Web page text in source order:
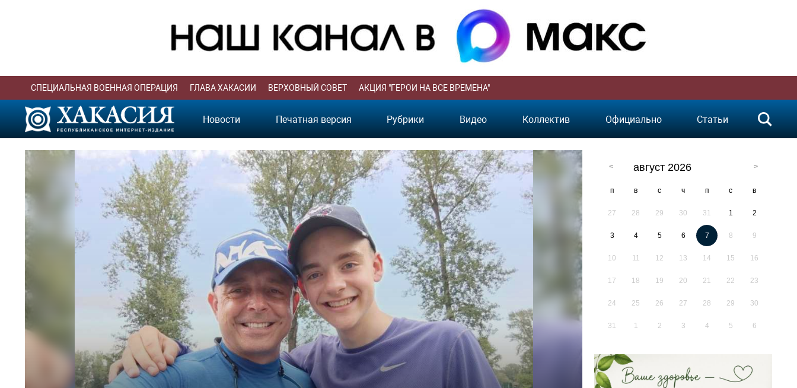
СПЕЦИАЛЬНАЯ ВОЕННАЯ ОПЕРАЦИЯ ГЛАВА ХАКАСИИ ВЕРХОВНЫЙ СОВЕТ АКЦИЯ "ГЕРОИ НА ВСЕ ВРЕМЕНА"
Новости Печатная версия Рубрики Видео Коллектив Официально Статьи
август 2026
п в с ч п с в
27 28 29 30 31 1 2
3 4 5 6 7 8 9
10 11 12 13 14 15 16
17 18 19 20 21 22 23
24 25 26 27 28 29 30
31 1 2 3 4 5 6